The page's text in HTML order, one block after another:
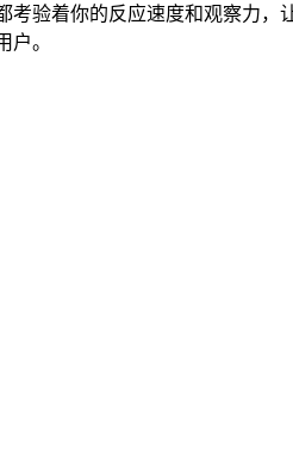
验着你的反应速度和观察力
。